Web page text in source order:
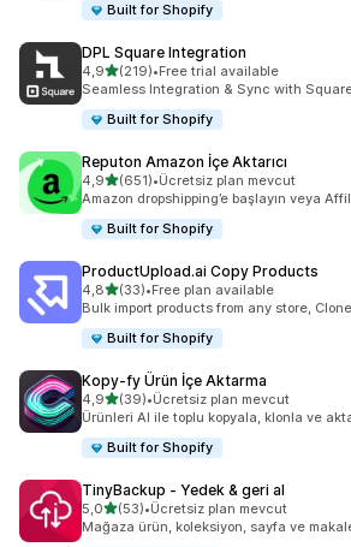
Built for Shopify
DPL Square Integration
4,95 yıldız üzerinden
(219)
toplam 219 değerlendirme
•Free trial available
Seamless Integration & Sync with
Built for Shopify
Reputon Amazon İçe Aktarıcı
4,95 yıldız üzerinden
(651)
toplam 651 değerlendirme
•Ücretsiz plan mevcut
Amazon dropshipping’e başlayın veya
Built for Shopify
ProductUpload.ai Copy Products
4,85 yıldız üzerinden
(33)
toplam 33 değerlendirme
•Free plan available
Bulk import products from any store,
Built for Shopify
Kopy‑fy Ürün İçe Aktarma
4,95 yıldız üzerinden
(39)
toplam 39 değerlendirme
•Ücretsiz plan mevcut
Ürünleri AI ile toplu kopyala, klonla ve
Built for Shopify
TinyBackup ‑ Yedek & geri al
5,05 yıldız üzerinden
(53)
toplam 53 değerlendirme
•Ücretsiz plan mevcut
Mağaza ürün, koleksiyon, sayfa ve